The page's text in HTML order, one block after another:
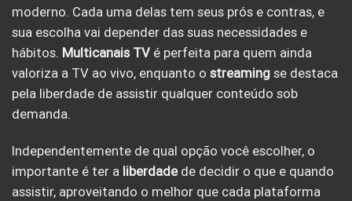
moderno. Cada uma delas tem seus prós e contras, e
sua escolha vai depender das suas necessidades e
hábitos. Multicanais TV é perfeita para quem ainda
valoriza a TV ao vivo, enquanto o streaming se destaca
pela liberdade de assistir qualquer conteúdo sob
demanda.
Independentemente de qual opção você escolher, o
importante é ter a liberdadede decidir o que e quando
assistir, aproveitando o melhor que cada plataforma